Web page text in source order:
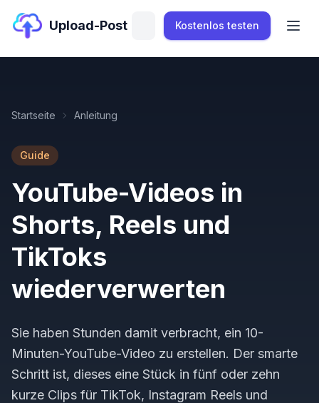
Upload-Post Kostenlos testen
Startseite Anleitung
Guide
YouTube-Videos in
Shorts, Reels und
TikToks
wiederverwerten
Sie haben Stunden damit verbracht, ein 10-
Minuten-YouTube-Video zu erstellen. Der smarte
Schritt ist, dieses eine Stück in fünf oder zehn
kurze Clips für TikTok, Instagram Reels und